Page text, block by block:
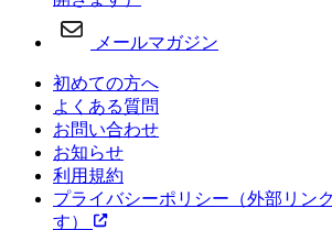
メールマガジン
初めての方へ
よくある質問
お問い合わせ
お知らせ
利用規約
プライバシーポリシー （外部リン
す）